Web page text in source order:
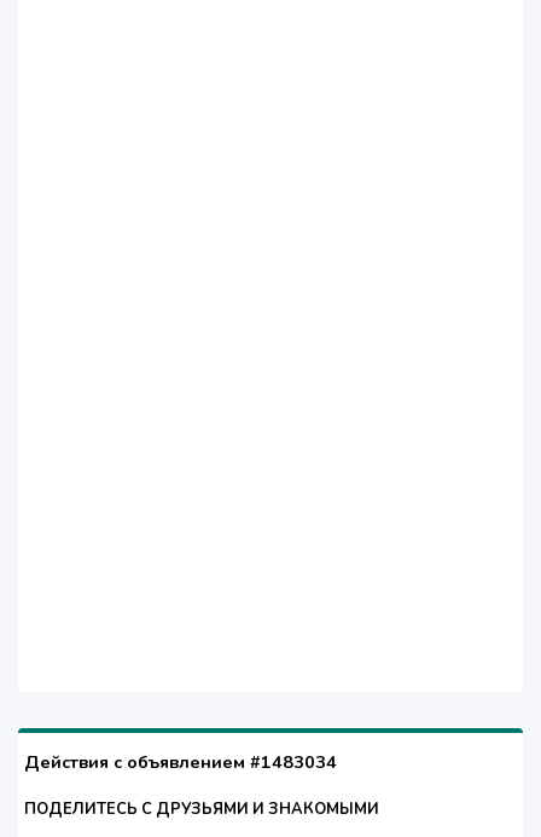
Действия с объявлением #1483034
ПОДЕЛИТЕСЬ С ДРУЗЬЯМИ И ЗНАКОМЫМИ